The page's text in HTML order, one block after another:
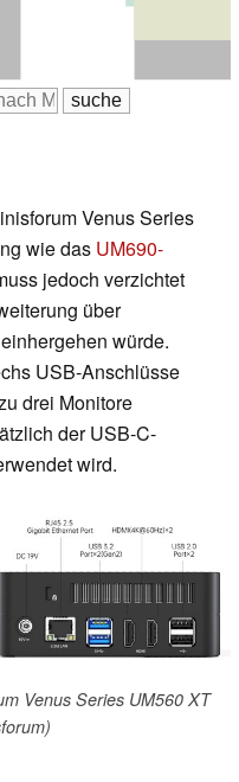
Venus Series
wie das UM690-
jedoch verzichtet
über
würde.
USB-Anschlüsse
drei Monitore
der USB-C-
wird.
Venus Series UM560 XT